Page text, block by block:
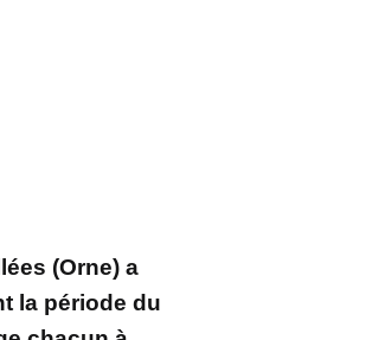
(Orne) a
la période du